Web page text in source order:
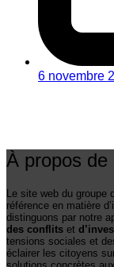
6 novembre
À propos de
Le site web du groupe
référence en matière
distinguons par notre
des conflits et
tensions sociales et
éclairer les citoyens